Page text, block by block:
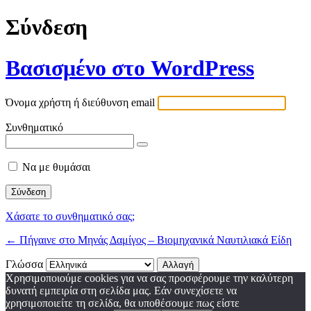
Σύνδεση
Βασισμένο στο WordPress
Όνομα χρήστη ή διεύθυνση email
Συνθηματικό
Να με θυμάσαι
Χάσατε το συνθηματικό σας;
← Πήγαινε στο Μηνάς Δαμίγος – Βιομηχανικά Ναυτιλιακά Είδη
Γλώσσα
Χρησιμοποιούμε cookies για να σας προσφέρουμε την καλύτερη
δυνατή εμπειρία στη σελίδα μας. Εάν συνεχίσετε να
χρησιμοποιείτε τη σελίδα, θα υποθέσουμε πως είστε